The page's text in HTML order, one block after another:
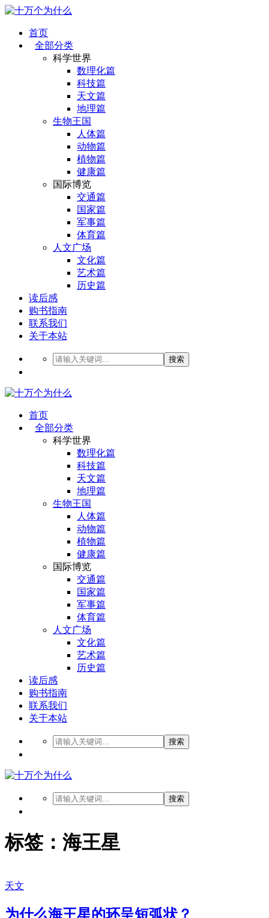
首页
全部分类
科学世界
数理化篇
科技篇
天文篇
地理篇
生物王国
人体篇
动物篇
植物篇
健康篇
国际博览
交通篇
国家篇
军事篇
体育篇
人文广场
文化篇
艺术篇
历史篇
读后感
购书指南
联系我们
关于本站
搜索
首页
全部分类
科学世界
数理化篇
科技篇
天文篇
地理篇
生物王国
人体篇
动物篇
植物篇
健康篇
国际博览
交通篇
国家篇
军事篇
体育篇
人文广场
文化篇
艺术篇
历史篇
读后感
购书指南
联系我们
关于本站
搜索
搜索
标签：海王星
天文
为什么海王星的环呈短弧状？